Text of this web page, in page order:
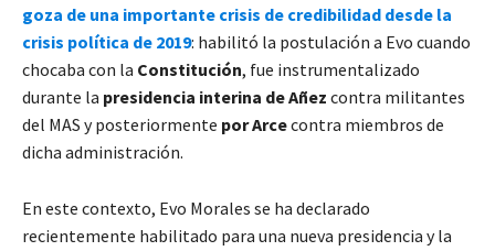
goza de una importante crisis de credibilidad desde la
crisis política de 2019: habilitó la postulación a Evo cuando
chocaba con la Constitución, fue instrumentalizado
durante la presidencia interina de Añez contra militantes
del MAS y posteriormente por Arcecontra miembros de
dicha administración.
En este contexto, Evo Morales se ha declarado
recientemente habilitado para una nueva presidencia y la